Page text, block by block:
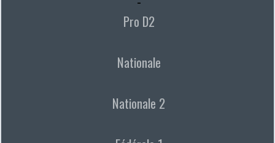
Pro D2
Nationale
Nationale 2